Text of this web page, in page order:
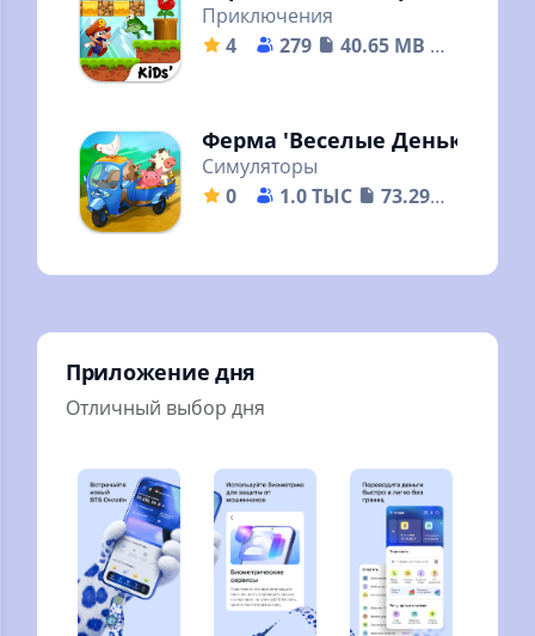
Приключения
4
279
40.65 MB
пережить свое детство
Ферма 'Веселые Деньки'
Симуляторы
0
1.0 ТЫС
73.29
Приложение дня
Отличный выбор дня